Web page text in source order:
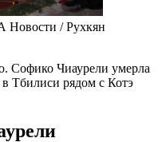
Новости / Рухкян
Софико Чиаурели умерла
в Тбилиси рядом с Котэ